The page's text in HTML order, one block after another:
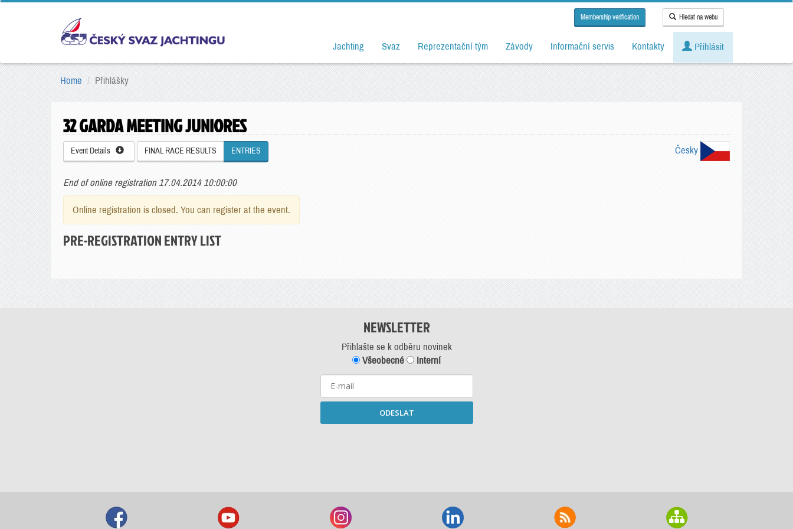
Membership verification Hledat na webu
Jachting Svaz Reprezentační tým Závody Informační servis Kontakty Přihlásit
Home Přihlášky
32 GARDA MEETING JUNIORES
Event Details FINAL RACE RESULTS ENTRIES Česky
End of online registration 17.04.2014 10:00:00
Online registration is closed. You can register at the event.
PRE-REGISTRATION ENTRY LIST
NEWSLETTER
Přihlašte se k odběru novinek
Všeobecné
Interní
ODESLAT